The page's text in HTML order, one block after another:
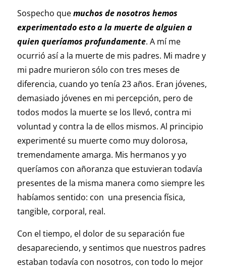
Sospecho quemuchos de nosotros hemos
experimentado esto a la muerte de alguien a
quien queríamos profundamente. A mí me
ocurrió así a la muerte de mis padres. Mi madre y
mi padre murieron sólo con tres meses de
diferencia, cuando yo tenía 23 años. Eran jóvenes,
demasiado jóvenes en mi percepción, pero de
todos modos la muerte se los llevó, contra mi
voluntad y contra la de ellos mismos. Al principio
experimenté su muerte como muy dolorosa,
tremendamente amarga. Mis hermanos y yo
queríamos con añoranza que estuvieran todavía
presentes de la misma manera como siempre les
habíamos sentido: con una presencia física,
tangible, corporal, real.
Con el tiempo, el dolor de su separación fue
desapareciendo, y sentimos que nuestros padres
estaban todavía con nosotros, con todo lo mejor